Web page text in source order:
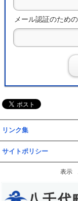
メール認証のため
リンク集
サイトポリシー
表示